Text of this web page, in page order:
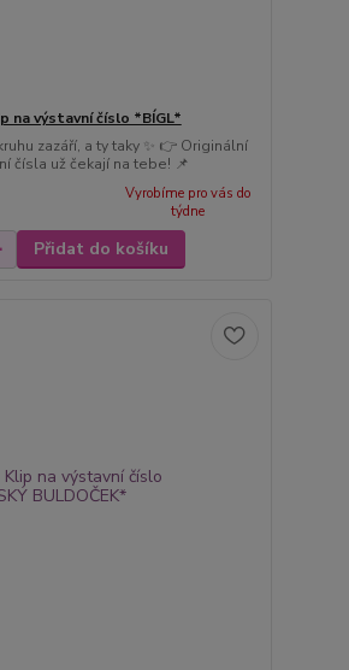
na výstavní číslo *BÍGL*
zazáří, a ty taky ✨ 👉 Originální
čísla už čekají na tebe! 📌
Vyrobíme pro vás do
týdne
Přidat do košíku